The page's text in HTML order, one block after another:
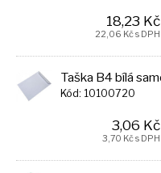
18,23 Kč
22,06 Kč s DPH
Taška B4 bílá
Kód: 10100720
3,06 Kč
3,70 Kč s DPH